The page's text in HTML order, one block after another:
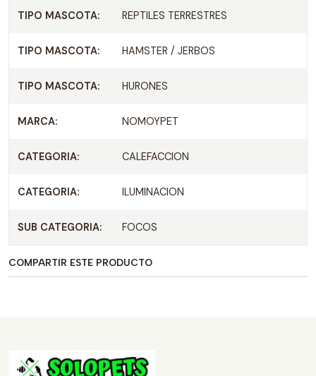
TIPO MASCOTA: REPTILES TERRESTRES
TIPO MASCOTA: HAMSTER / JERBOS
TIPO MASCOTA: HURONES
MARCA: NOMOYPET
CATEGORIA: CALEFACCION
CATEGORIA: ILUMINACION
SUB CATEGORIA: FOCOS
COMPARTIR ESTE PRODUCTO